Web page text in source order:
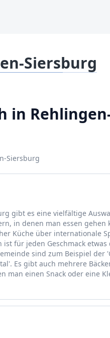
Siersburg
in
Siersburg
gibt es eine vielfältige
in denen man essen gehen
Küche über internationale
ist für jeden Geschmack etwas
sind zum Beispiel der
Es gibt auch mehrere
man einen Snack oder eine